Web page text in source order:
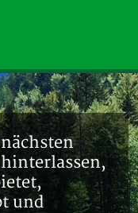
und